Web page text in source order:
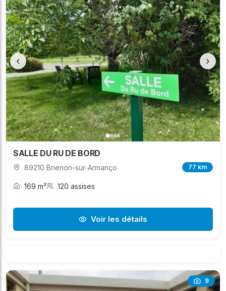
‹ ›
SALLE DU RU DE BORD
89210 Brienon-sur-Armanço 77 km
169 m² 120 assises
Voir les détails
9